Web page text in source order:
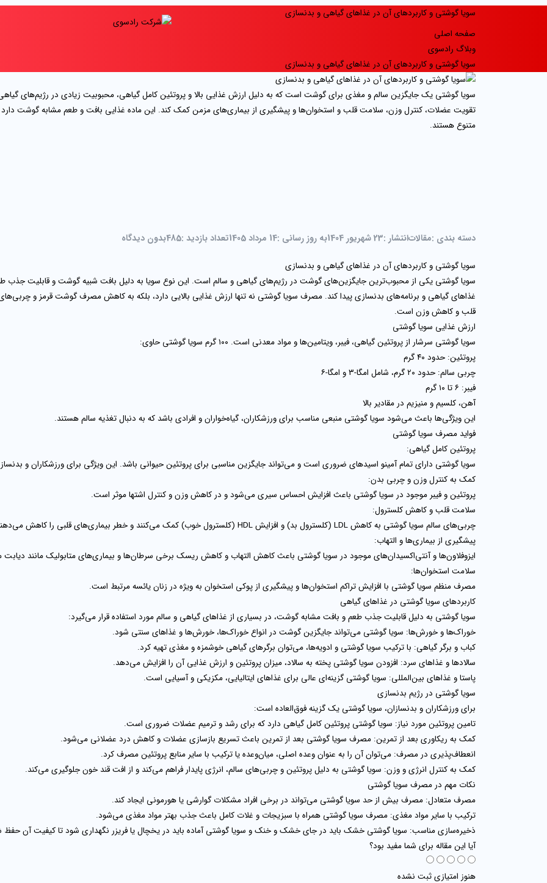
سویا گوشتی و کاربردهای آن در غذاهای گیاهی و بدنسازی
صفحه اصلی
وبلاگ رادسوی
سویا گوشتی و کاربردهای آن در غذاهای گیاهی و بدنسازی
سویا گوشتی یک جایگزین سالم و مغذی برای گوشت است که به دلیل ارزش غذایی بالا و پروتئین کامل گیاهی، محبوبیت زیادی در رژیم‌های
تقویت عضلات، کنترل وزن، سلامت قلب و استخوان‌ها و پیشگیری از بیماری‌های مزمن کمک کند. این ماده غذایی بافت و طعم مشابه گوشت دارد و
متنوع هستند.
دسته بندی :مقالاتانتشار :23 شهریور 1404 به روز رسانی :14 مرداد 1405 تعداد بازدید :485بدون دیدگاه
سویا گوشتی و کاربردهای آن در غذاهای گیاهی و بدنسازی
سویا گوشتی یکی از محبوب‌ترین جایگزین‌های گوشت در رژیم‌های گیاهی و سالم است. این نوع سویا به دلیل بافت شبیه گوشت و قابلیت جذب
غذاهای گیاهی و برنامه‌های بدنسازی پیدا کند. مصرف سویا گوشتی نه تنها ارزش غذایی بالایی دارد، بلکه به کاهش مصرف گوشت قرمز و
قلب و کاهش وزن است.
ارزش غذایی سویا گوشتی
سویا گوشتی سرشار از پروتئین گیاهی، فیبر، ویتامین‌ها و مواد معدنی است. ۱۰۰ گرم سویا گوشتی حاوی:
پروتئین: حدود ۴۰ گرم
چربی سالم: حدود ۲۰ گرم، شامل امگا-۳ و امگا-۶
فیبر:
آهن، کلسیم و منیزیم در مقادیر بالا
این ویژگی‌ها باعث می‌شود سویا گوشتی منبعی مناسب برای ورزشکاران، گیاه‌خواران و افرادی باشد که به دنبال تغذیه سالم هستند.
فواید مصرف سویا گوشتی
پروتئین کامل گیاهی:
سویا گوشتی دارای تمام آمینو اسیدهای ضروری است و می‌تواند جایگزین مناسبی برای پروتئین حیوانی باشد. این ویژگی برای ورزشکاران و
کمک به کنترل وزن و چربی بدن:
پروتئین و فیبر موجود در سویا گوشتی باعث افزایش احساس سیری می‌شود و در کاهش وزن و کنترل اشتها موثر است.
سلامت قلب و کاهش کلسترول:
چربی‌های سالم سویا گوشتی به کاهش LDL (کلسترول بد) و افزایش HDL (کلسترول خوب) کمک می‌کنند و خطر بیماری‌های قلبی را کاهش می‌دهند.
پیشگیری از بیماری‌ها و التهاب:
ایزوفلاون‌ها و آنتی‌اکسیدان‌های موجود در سویا گوشتی باعث کاهش التهاب و کاهش ریسک برخی سرطان‌ها و بیماری‌های متابولیک مانند
سلامت استخوان‌ها:
مصرف منظم سویا گوشتی با افزایش تراکم استخوان‌ها و پیشگیری از پوکی استخوان به ویژه در زنان یائسه مرتبط است.
کاربردهای سویا گوشتی در غذاهای گیاهی
سویا گوشتی به دلیل قابلیت جذب طعم و بافت مشابه گوشت، در بسیاری از غذاهای گیاهی و سالم مورد استفاده قرار می‌گیرد:
خوراک‌ها و خورش‌ها: سویا گوشتی می‌تواند جایگزین گوشت در انواع خوراک‌ها، خورش‌ها و غذاهای سنتی شود.
کباب و برگر گیاهی: با ترکیب سویا گوشتی و ادویه‌ها، می‌توان برگرهای گیاهی خوشمزه و مغذی تهیه کرد.
سالادها و غذاهای سرد: افزودن سویا گوشتی پخته به سالاد، میزان پروتئین و ارزش غذایی آن را افزایش می‌دهد.
پاستا و غذاهای بین‌المللی: سویا گوشتی گزینه‌ای عالی برای غذاهای ایتالیایی، مکزیکی و آسیایی است.
سویا گوشتی در رژیم بدنسازی
برای ورزشکاران و بدنسازان، سویا گوشتی یک گزینه فوق‌العاده است:
تامین پروتئین مورد نیاز: سویا گوشتی پروتئین کامل گیاهی دارد که برای رشد و ترمیم عضلات ضروری است.
کمک به ریکاوری بعد از تمرین: مصرف سویا گوشتی بعد از تمرین باعث تسریع بازسازی عضلات و کاهش درد عضلانی می‌شود.
انعطاف‌پذیری در مصرف: می‌توان آن را به عنوان وعده اصلی، میان‌وعده یا ترکیب با سایر منابع پروتئین مصرف کرد.
کمک به کنترل انرژی و وزن: سویا گوشتی به دلیل پروتئین و چربی‌های سالم، انرژی پایدار فراهم می‌کند و از افت قند خون جلوگیری می‌کند.
نکات مهم در مصرف سویا گوشتی
مصرف متعادل: مصرف بیش از حد سویا گوشتی می‌تواند در برخی افراد مشکلات گوارشی یا هورمونی ایجاد کند.
ترکیب با سایر مواد مغذی: مصرف سویا گوشتی همراه با سبزیجات و غلات کامل باعث جذب بهتر مواد مغذی می‌شود.
ذخیره‌سازی مناسب: سویا گوشتی خشک باید در جای خشک و خنک و سویا گوشتی آماده باید در یخچال یا فریزر نگهداری شود تا کیفیت آن حفظ
آیا این مقاله برای شما مفید بود؟
هنوز امتیازی ثبت نشده